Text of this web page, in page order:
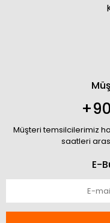
Müşteri temsilcilerimiz
saatleri
E-